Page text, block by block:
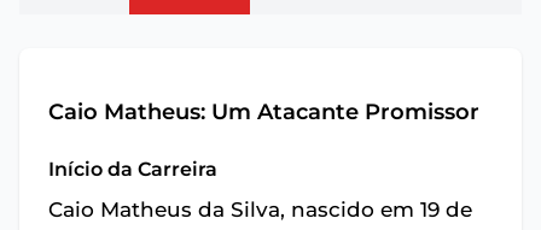
Caio Matheus: Um Atacante Promissor
Início da Carreira
Caio Matheus da Silva, nascido em 19 de